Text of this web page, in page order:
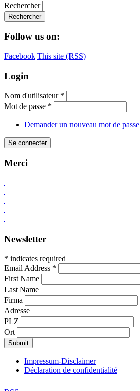
Rechercher
Follow us on:
Facebook This site (RSS)
Login
Nom d'utilisateur *
Mot de passe *
Demander un nouveau mot de passe
Merci
Newsletter
* indicates required
Email Address *
First Name
Last Name
Firma
Adresse
PLZ
Ort
Impressum-Disclaimer
Déclaration de confidentialité